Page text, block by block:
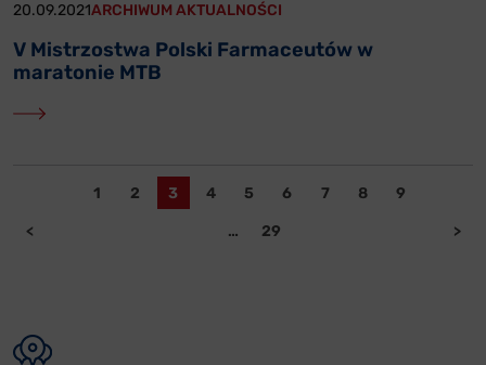
20.09.2021ARCHIWUM AKTUALNOŚCI
V Mistrzostwa Polski Farmaceutów w
maratonie MTB
<
1 2 3 4 5 6 7 8 9
… 29 >